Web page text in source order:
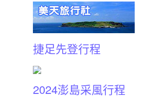
捷足先登行程
2024澎島采風行程